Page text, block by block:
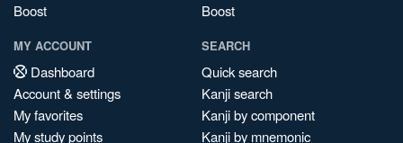
Boost
Boost
MY ACCOUNT
Dashboard
Account & settings
My favorites
My study points
SEARCH
Quick search
Kanji search
Kanji by component
Kanji by mnemonic